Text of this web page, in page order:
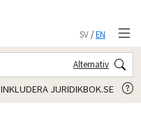
SV/EN
Alternativ
INKLUDERA JURIDIKBOK.SE